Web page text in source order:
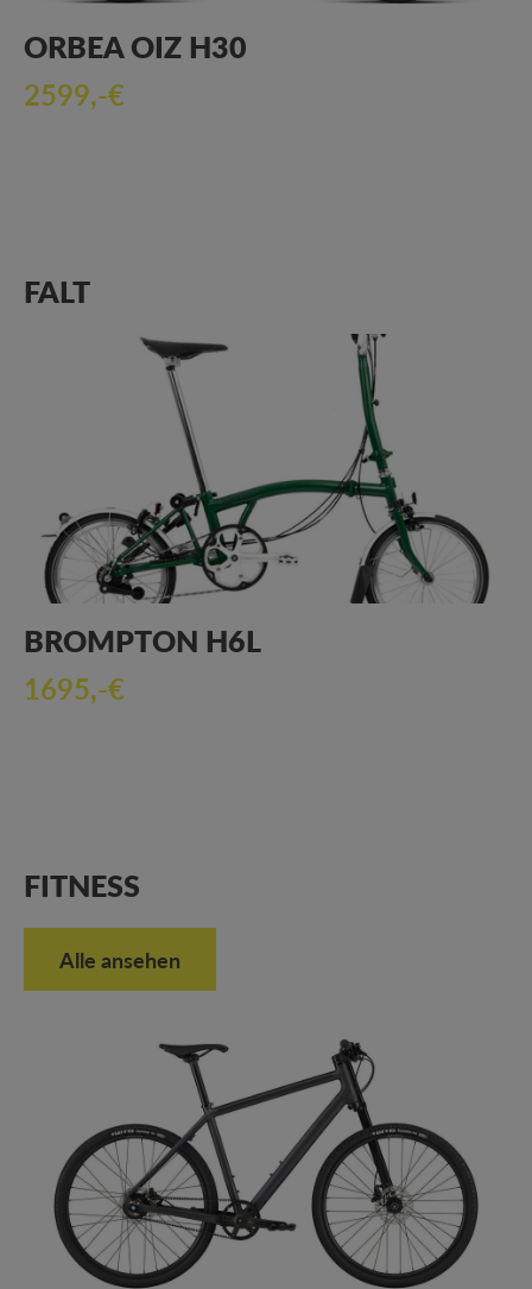
ORBEA OIZ H30
2599,-€
FALT
BROMPTON H6L
1695,-€
FITNESS
Alle ansehen